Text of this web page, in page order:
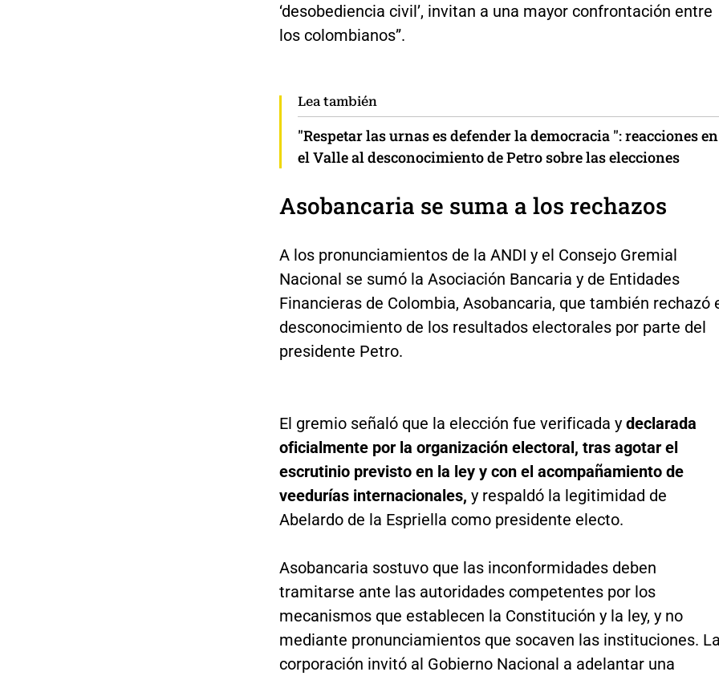
‘desobediencia civil’, invitan a una mayor confrontación entre
los colombianos”.
Lea también
"Respetar las urnas es defender la democracia ": reacciones en
el Valle al desconocimiento de Petro sobre las elecciones
Asobancaria se suma a los rechazos
A los pronunciamientos de la ANDI y el Consejo Gremial
Nacional se sumó la Asociación Bancaria y de Entidades
Financieras de Colombia, Asobancaria, que también rechazó
desconocimiento de los resultados electorales por parte del
presidente Petro.
El gremio señaló que la elección fue verificada y declarada
oficialmente por la organización electoral, tras agotar el
escrutinio previsto en la ley y con el acompañamiento de
veedurías internacionales, y respaldó la legitimidad de
Abelardo de la Espriella como presidente electo.
Asobancaria sostuvo que las inconformidades deben
tramitarse ante las autoridades competentes por los
mecanismos que establecen la Constitución y la ley, y no
mediante pronunciamientos que socaven las instituciones.
corporación invitó al Gobierno Nacional a adelantar una